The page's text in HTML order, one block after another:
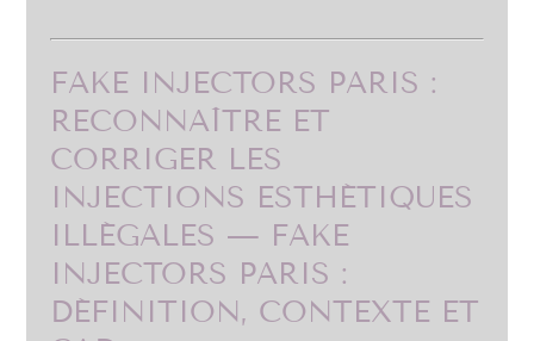
FAKE INJECTORS PARIS :
RECONNAÎTRE ET
CORRIGER LES
INJECTIONS ESTHÉTIQUES
ILLÉGALES — FAKE
INJECTORS PARIS :
DÉFINITION, CONTEXTE ET